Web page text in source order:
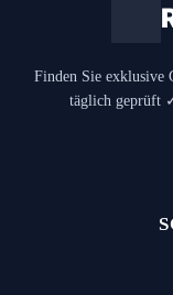
Finden Sie exklusive
täglich geprüft